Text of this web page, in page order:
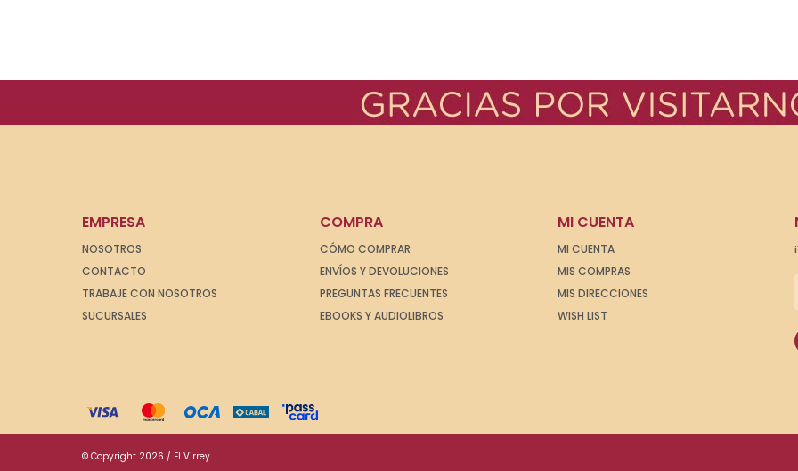
EMPRESA
NOSOTROS
CONTACTO
TRABAJE CON NOSOTROS
SUCURSALES
COMPRA
CÓMO COMPRAR
ENVÍOS Y DEVOLUCIONES
PREGUNTAS FRECUENTES
EBOOKS Y AUDIOLIBROS
MI CUENTA
MI CUENTA
MIS COMPRAS
MIS DIRECCIONES
WISH LIST
© Copyright 2026 / El Virrey